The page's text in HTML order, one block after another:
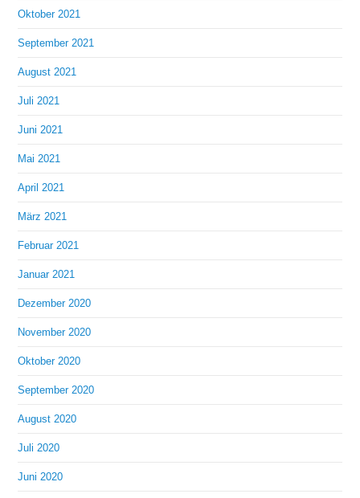
Oktober 2021
September 2021
August 2021
Juli 2021
Juni 2021
Mai 2021
April 2021
März 2021
Februar 2021
Januar 2021
Dezember 2020
November 2020
Oktober 2020
September 2020
August 2020
Juli 2020
Juni 2020